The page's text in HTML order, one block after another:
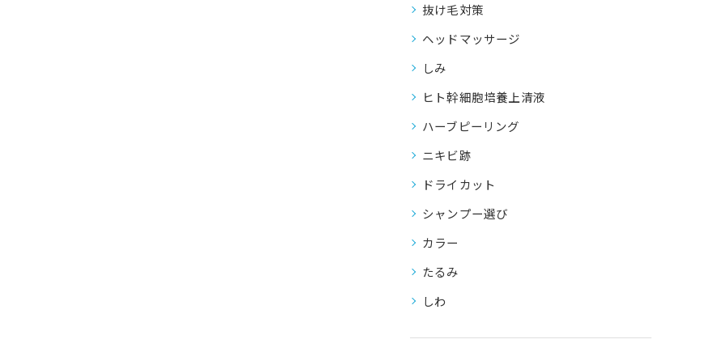
抜け毛対策
ヘッドマッサージ
しみ
ヒト幹細胞培養上清液
ハーブピーリング
ニキビ跡
ドライカット
シャンプー選び
カラー
たるみ
しわ